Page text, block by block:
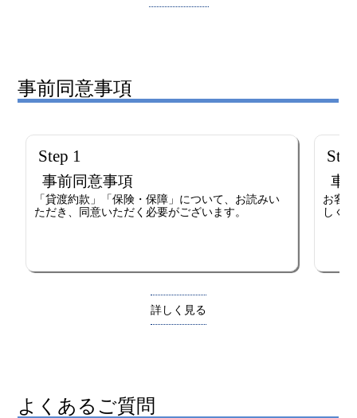
事前同意事項
Step 1
事前同意事項
「貸渡約款」「保険・保障」について、お読みい
ただき、同意いただく必要がございます。
車
お客
しく
詳しく見る
よくあるご質問